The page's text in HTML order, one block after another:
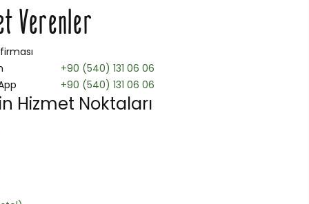
Verenler
+90 (540) 131 06 06
+90 (540) 131 06 06
Hizmet Noktaları